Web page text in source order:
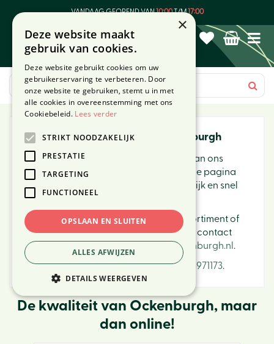
VANDAAG GEOPEND VAN10:00T/M17:00
Webshop van Tuincentrum Ockenburgh
Dezelfde kwaliteit en service zoals je van ons
gewend bent, maar dan online! Op deze pagina
vind je al onze producten die je makkelijk en snel
vanuit huis bestelt.
Heb je een vraag over ons (online) assortiment of
een tip voor onze webshop? Neem dan contact
met ons op via
info@tuincentrumockenburgh.nl .
Bestellen kan ook telefonisch via070-3971173.
De kwaliteit van Ockenburgh, maar
dan online!
×
Deze website maakt
gebruik van cookies.
Deze website gebruikt cookies om uw
gebruikerservaring te verbeteren. Door
onze website te gebruiken, stemt u in met
alle cookies in overeenstemming met ons
Cookiebeleid. Lees verder
STRIKT NOODZAKELIJK
PRESTATIE
TARGETING
FUNCTIONEEL
OPSLAAN EN SLUITEN
ALLES AFWIJZEN
DETAILS WEERGEVEN